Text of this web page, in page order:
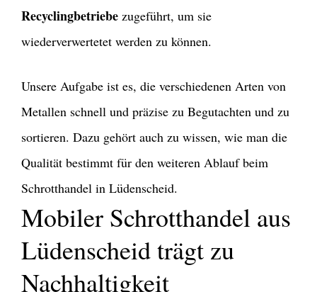
Recyclingbetriebe zugeführt, um sie
wiederverwertetet werden zu können.
Unsere Aufgabe ist es, die verschiedenen Arten von
Metallen schnell und präzise zu Begutachten und zu
sortieren. Dazu gehört auch zu wissen, wie man die
Qualität bestimmt für den weiteren Ablauf beim
Schrotthandel in Lüdenscheid.
Mobiler Schrotthandel aus
Lüdenscheid trägt zu
Nachhaltigkeit